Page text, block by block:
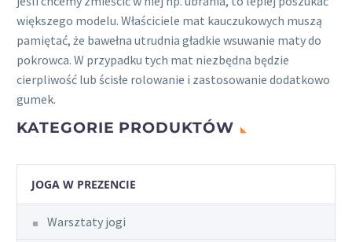
większego modelu. Właściciele mat kauczukowych muszą
pamiętać, że bawełna utrudnia gładkie wsuwanie maty do
pokrowca. W przypadku tych mat niezbędna będzie
cierpliwość lub ścisłe rolowanie i zastosowanie dodatkowo
gumek.
KATEGORIE PRODUKTÓW
JOGA W PREZENCIE
Warsztaty jogi